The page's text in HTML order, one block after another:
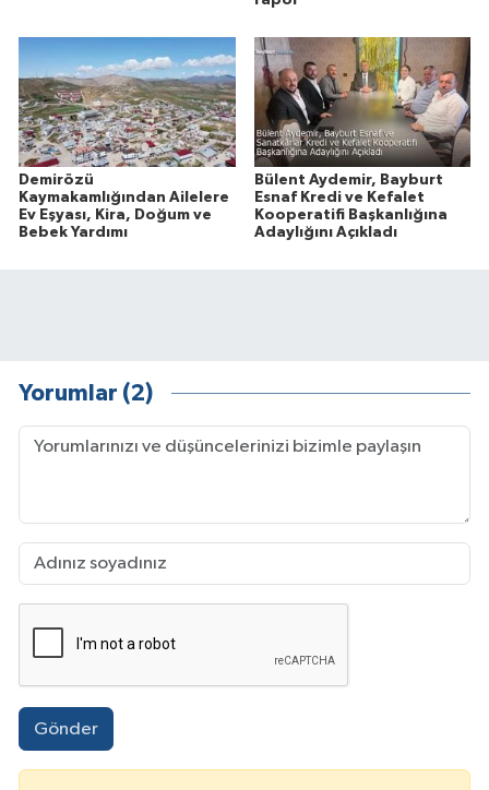
Demirözü
Kaymakamlığından Ailelere
Ev Eşyası, Kira, Doğum ve
Bebek Yardımı
Bülent Aydemir, Bayburt
Esnaf Kredi ve Kefalet
Kooperatifi Başkanlığına
Adaylığını Açıkladı
Yorumlar (2)
Gönder